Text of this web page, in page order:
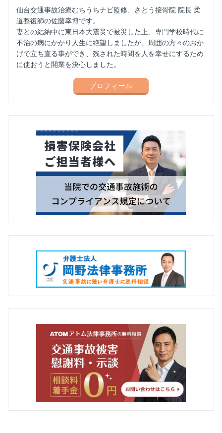
仙台交通事故治療むちうちナビ監修、さとう接骨院 院長 柔
道整復師の佐藤幸博です。
妻との結納中に東日本大震災で被災した上、専門学校時代に
不治の病にかかり人生に絶望しましたが、周囲の方々のおか
げで立ち直る事ができ、残された時間を人を幸せにするため
に使おうと開業を決心しました。
プロフィール